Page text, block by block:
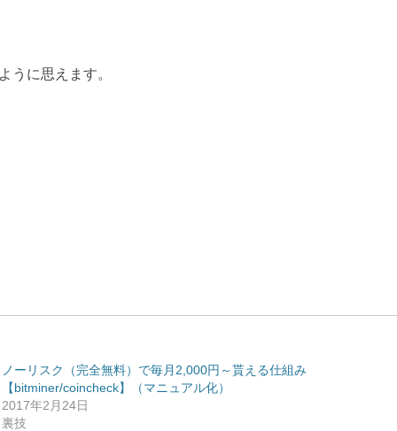
うに思えます。
ノーリスク（完全無料）で毎月2,000円～貰える仕組み
【bitminer/coincheck】（マニュアル化）
2017年2月24日
裏技